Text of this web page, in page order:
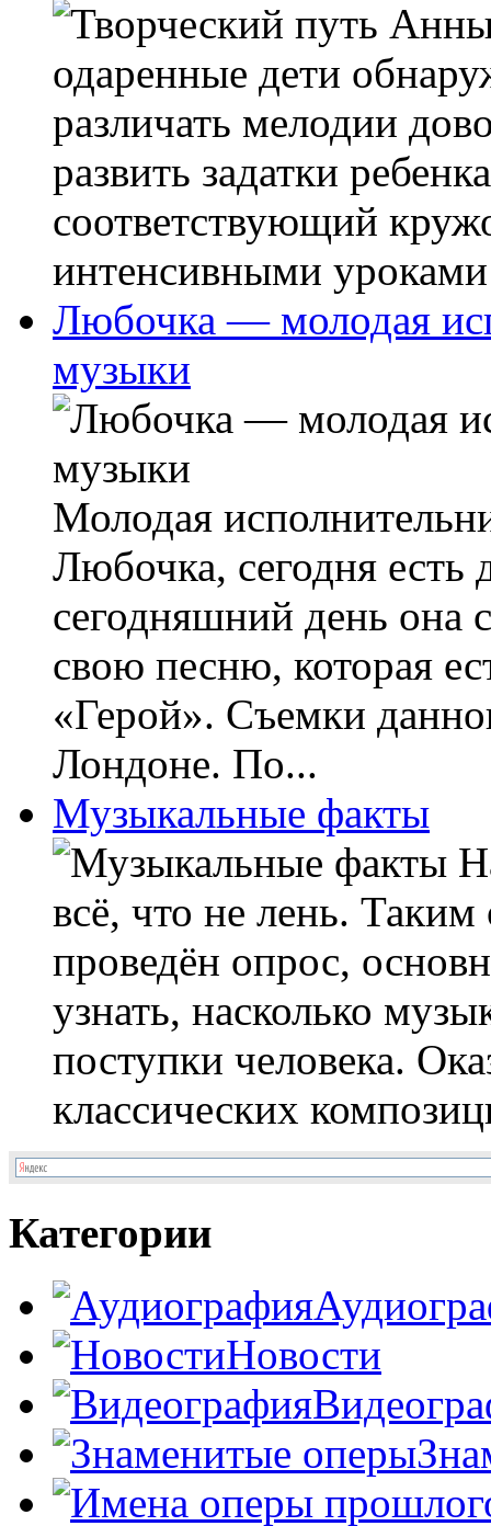
одаренные дети
различать мелодии
развить задатки
соответствующий
интенсивными уроками
Любочка — молодая
музыки
Молодая
Любочка, сегодня есть
сегодняшний день она
свою песню, которая
«Герой». Съемки
Лондоне. По...
Музыкальные факты
всё, что не лень.
проведён опрос,
узнать, насколько
поступки человека.
классических
Категории
Новости